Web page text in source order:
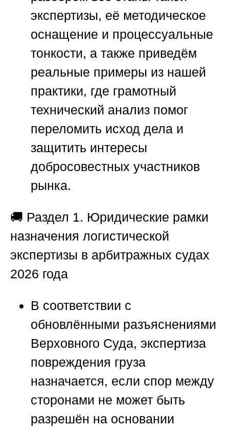
экспертизы, её методическое
оснащение и процессуальные
тонкости, а также приведём
реальные примеры из нашей
практики, где грамотный
технический анализ помог
переломить исход дела и
защитить интересы
добросовестных участников
рынка.
🚚 Раздел 1. Юридические рамки
назначения логистической
экспертизы в арбитражных судах
2026 года
В соответствии с
обновлёнными разъяснениями
Верховного Суда, экспертиза
повреждения груза
назначается, если спор между
сторонами не может быть
разрешён на основании